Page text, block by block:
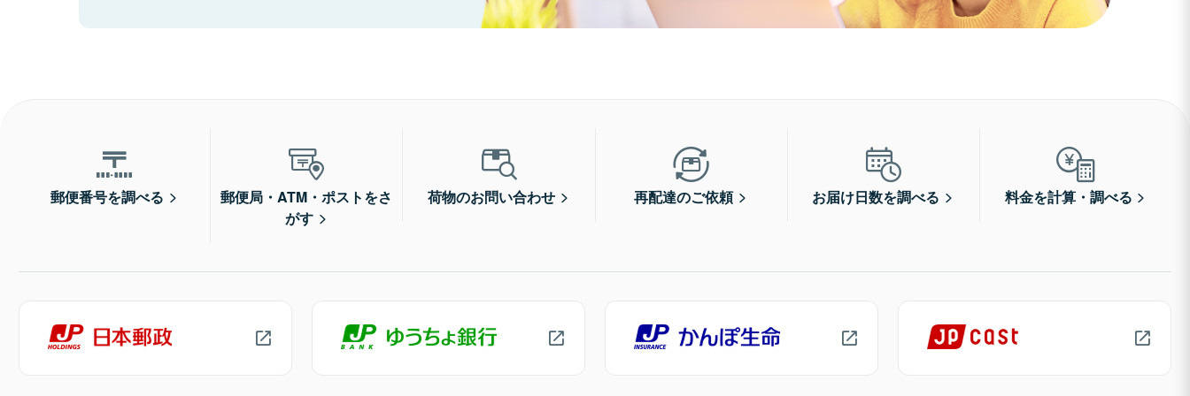
郵便番号を調べる
郵便局・ATM・ポストをさ
がす
荷物のお問い合わせ 再配達のご依頼 お届け日数を調べる 料金を計算・調べる